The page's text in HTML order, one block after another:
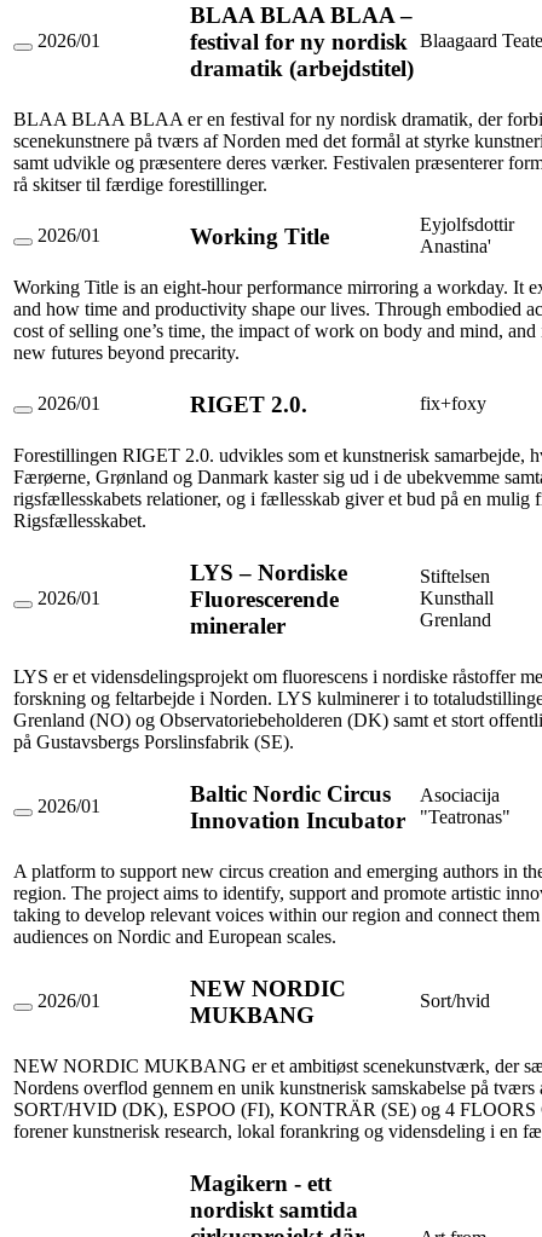
BLAA
–
festival
for
ny
nordisk
2026/01
BLAA BLAA BLAA –
festival for ny nordisk
dramatik (arbejdstitel)
Blaagaard
BLAA BLAA BLAA er en festival for ny nordisk dramatik, der
scenekunstnere på tværs af Norden med det formål at styrke
samt udvikle og præsentere deres værker. Festivalen præsenterer
rå skitser til færdige forestillinger.
Working
2026/01 Working Title
Eyjolfsdottir
Anastina'
Working Title is an eight-hour performance mirroring a workday. It
and how time and productivity shape our lives. Through embodied
cost of selling one’s time, the impact of work on body and mind,
new futures beyond precarity.
RIGET
2026/01 RIGET 2.0. fix+foxy
Forestillingen RIGET 2.0. udvikles som et kunstnerisk samarbejde,
Færøerne, Grønland og Danmark kaster sig ud i de ubekvemme
rigsfællesskabets relationer, og i fællesskab giver et bud på en mulig
Rigsfællesskabet.
LYS
Fluorescerende
mineraler
2026/01
LYS – Nordiske
Fluorescerende
mineraler
Stiftelsen
Kunsthall
Grenland
LYS er et vidensdelingsprojekt om fluorescens i nordiske råstoffer
forskning og feltarbejde i Norden. LYS kulminerer i to
Grenland (NO) og Observatoriebeholderen (DK) samt et stort
på Gustavsbergs Porslinsfabrik (SE).
Baltic
Innovation
Incubator
2026/01
Baltic Nordic Circus
Innovation Incubator
Asociacija
"Teatronas"
A platform to support new circus creation and emerging authors in
region. The project aims to identify, support and promote artistic
taking to develop relevant voices within our region and connect
audiences on Nordic and European scales.
NEW
2026/01
NEW NORDIC
MUKBANG
Sort/hvid
NEW NORDIC MUKBANG er et ambitiøst scenekunstværk, der
Nordens overflod gennem en unik kunstnerisk samskabelse på tværs
SORT/HVID (DK), ESPOO (FI), KONTRÄR (SE) og 4 FLOORS
forener kunstnerisk research, lokal forankring og vidensdeling i en
Magikern - ett
nordiskt samtida